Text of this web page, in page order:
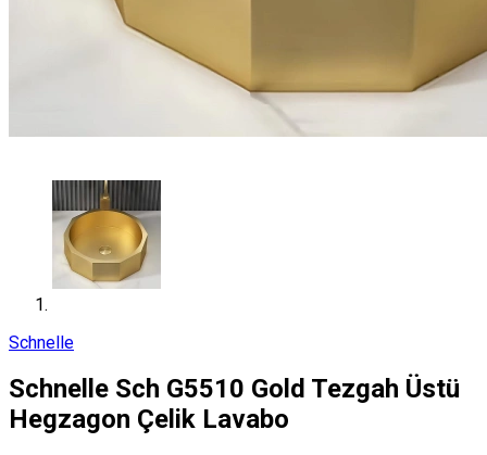
Schnelle
Schnelle Sch G5510 Gold Tezgah Üstü
Hegzagon Çelik Lavabo